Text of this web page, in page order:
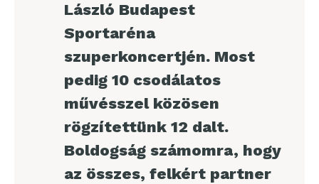
László Budapest
Sportaréna
szuperkoncertjén. Most
pedig 10 csodálatos
művésszel közösen
rögzítettünk 12 dalt.
Boldogság számomra, hogy
az összes, felkért partner